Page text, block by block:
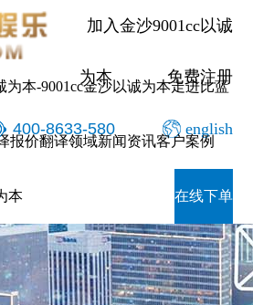
加入金沙9001cc以诚
为本 免费注册
400-8633-580 english
为本-9001cc金沙以诚为本走进比蓝
报价翻译领域新闻资讯客户案例
本 在线下单